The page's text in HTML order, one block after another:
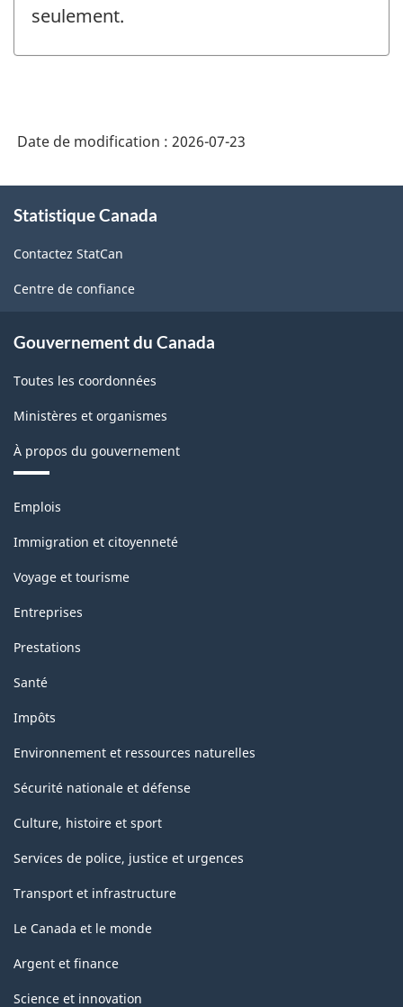
seulement.
Date de modification : 2026-07-23
propos
ce
site
Statistique Canada
Contactez StatCan
Centre de confiance
Gouvernement du Canada
Toutes les coordonnées
Ministères et organismes
À propos du gouvernement
Thèmes
sujets
Emplois
Immigration et citoyenneté
Voyage et tourisme
Entreprises
Prestations
Santé
Impôts
Environnement et ressources naturelles
Sécurité nationale et défense
Culture, histoire et sport
Services de police, justice et urgences
Transport et infrastructure
Le Canada et le monde
Argent et finance
Science et innovation